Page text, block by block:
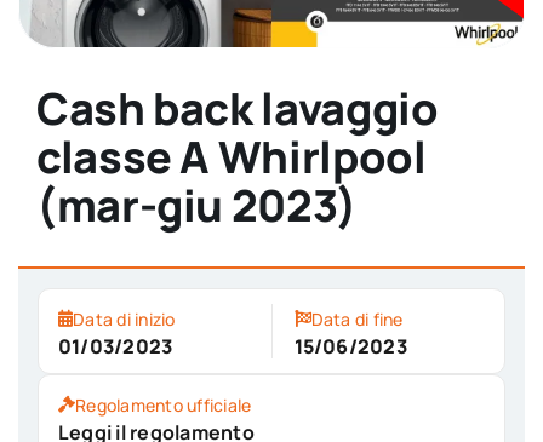
Cash back lavaggio
classe A Whirlpool
(mar-giu 2023)
Data di inizio
01/03/2023
Data di fine
15/06/2023
Regolamento ufficiale
Leggi il regolamento